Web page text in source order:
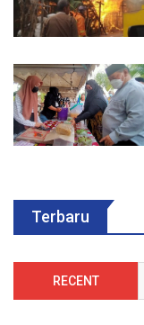
Terbaru
RECENT